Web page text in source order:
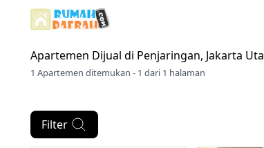
Apartemen Dijual di Penjaringan, Jakarta
1 Apartemen ditemukan - 1 dari 1 halaman
Filter